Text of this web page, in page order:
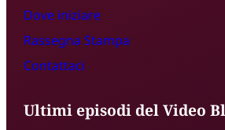
Dove iniziare
Rassegna Stampa
Contattaci
Ultimi episodi del Video